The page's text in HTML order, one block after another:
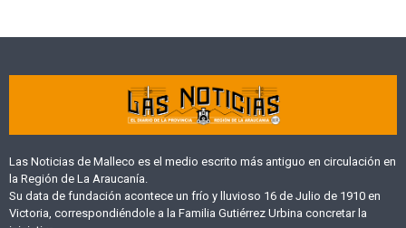
Las Noticias de Malleco es el medio escrito más antiguo en circulación en
la Región de La Araucanía.
Su data de fundación acontece un frío y lluvioso 16 de Julio de 1910 en
Victoria, correspondiéndole a la Familia Gutiérrez Urbina concretar la